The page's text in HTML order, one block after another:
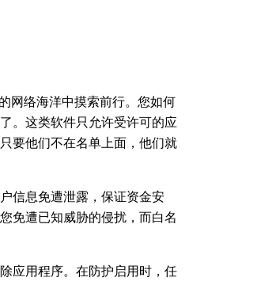
网络海洋中摸索前行。您如何
。这类软件只允许受许可的应
要他们不在名单上面，他们就
信息免遭泄露，保证资金安
免遭已知威胁的侵扰，而白名
应用程序。在防护启用时，任